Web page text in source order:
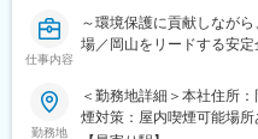
新規事業プロジェクトへの
できる範囲から少しずつ
ンで丁寧にお教えします
設備のメンテナンスなど
仕事内容
～環境保護に貢献しなが
場／岡山をリードする安定
■募集背景：
私たちは古紙リサイクル
勤務地
＜勤務地詳細＞本社住所
煙対策：屋内喫煙可能場